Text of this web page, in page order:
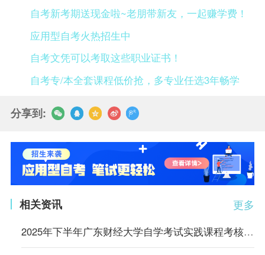
自考新考期送现金啦~老朋带新友，一起赚学费！
应用型自考火热招生中
自考文凭可以考取这些职业证书！
自考专/本全套课程低价抢，多专业任选3年畅学
分享到:
更多
相关资讯
2025年下半年广东财经大学自学考试实践课程考核信息公布